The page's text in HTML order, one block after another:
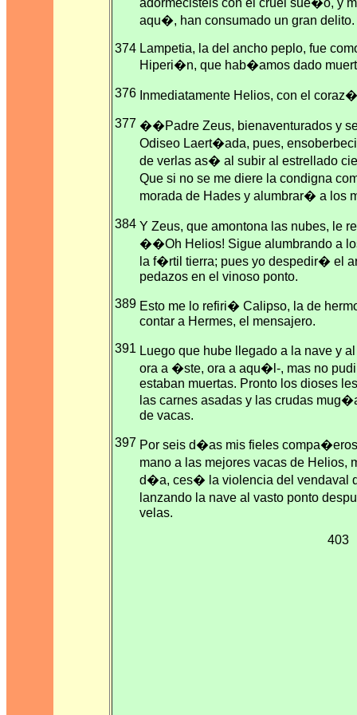
adormecisteis con el cruel sue�o, y
aqu�, han consumado un gran delito.
374 Lampetia, la del ancho peplo, fue
Hiperi�n, que hab�amos dado
376 Inmediatamente Helios, con el
377 ��Padre Zeus, bienaventurados y
Odiseo Laert�ada, pues,
de verlas as� al subir al estrellado
Que si no se me diere la condigna
morada de Hades y alumbrar� a los
384 Y Zeus, que amontona las nubes, le
��Oh Helios! Sigue alumbrando a
la f�rtil tierra; pues yo despedir� el
pedazos en el vinoso ponto.
389 Esto me lo refiri� Calipso, la de
contar a Hermes, el mensajero.
391 Luego que hube llegado a la nave y
ora a �ste, ora a aqu�l-, mas no
estaban muertas. Pronto los dioses
las carnes asadas y las crudas
de vacas.
397 Por seis d�as mis fieles
mano a las mejores vacas de
d�a, ces� la violencia del vendaval
lanzando la nave al vasto ponto
velas.
403